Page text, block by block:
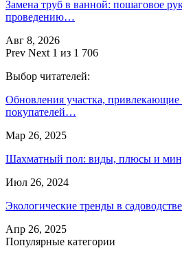
Замена труб в ванной: пошаговое
проведению…
Авг 8, 2026
Prev Next 1 из 1 706
Выбор читателей:
Обновления участка,
покупателей…
Мар 26, 2025
Шахматный пол: виды, плюсы и
Июл 26, 2024
Экологические тренды в
Апр 26, 2025
Популярные категории